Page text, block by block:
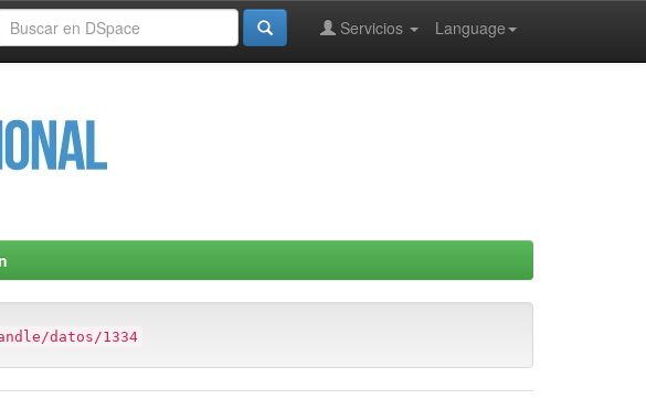
Language
Servicios
datos/1334